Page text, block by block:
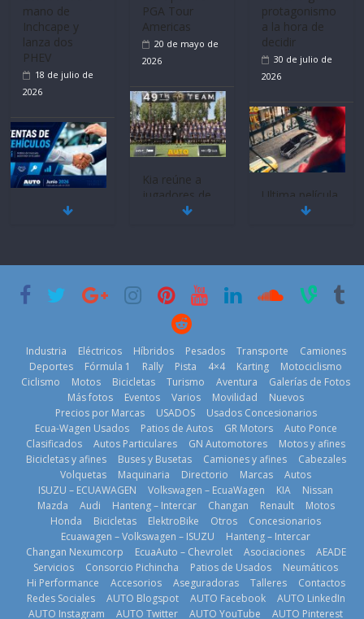
mano de
Inchcape y
lanza dos
PHEV
18 de julio de
2026
Mercado
automotor
semestre en la
historia
11 de julio de
BMW, Toyota,
Bosch y
Repsol
prueban flota
que usa
gasolina 100%
renovable
25 de julio de
2026
Quito se alista
para un nuevo
Kia Open del
Americas
20 de mayo de
Kia reúne a
jugadores de
fútbol de todo
el mundo en
‘Kia OMBC
Cup’
6 de mayo de
2026
La Vuelta al
Ecuador 2026,
edición 47ª,
recorre 7
protagonismo
a la hora de
decidir
30 de julio de
2026
Ultima película
‘Spider‑Man:
Brand New
BMW
29 de julio de
2026
¿Qué puede
pasar con tu
vehículo si
permanece
varios días sin
usar?
3 de agosto de
2026
Industria Eléctricos Híbridos Pesados Transporte
Camiones
Deportes
Fórmula 1 Rally Pista 4×4 Karting
Motociclismo
Ciclismo
Motos Bicicletas Turismo Aventura
Galerías de Fotos
Más fotos
Eventos Varios Movilidad
Nuevos
Precios por Marcas
USADOS
Usados Concesionarios
Ecua-Wagen Usados
Patios de Autos GR Motors
Auto Ponce
Clasificados
Autos Particulares GN Automotores
Motos y afines
Bicicletas y afines
Buses y Busetas Camiones y afines
Cabezales
Volquetas
Maquinaria Directorio Marcas
Autos
ISUZU – ECUAWAGEN
Volkswagen – EcuaWagen KIA
Nissan
Mazda
Audi Hanteng – Intercar Changan Renault
Motos
Honda
Bicicletas ElektroBike Otros
Concesionarios
Ecuawagen – Volkswagen – ISUZU
Hanteng – Intercar
Changan Nexumcorp
EcuaAuto – Chevrolet Asociaciones
AEADE
Servicios
Consorcio Pichincha Patios de Usados
Neumáticos
Hi Performance
Accesorios Aseguradoras Talleres
Contactos
Redes Sociales
AUTO Blogspot AUTO Facebook
AUTO LinkedIn
AUTO Instagram
AUTO Twitter AUTO YouTube AUTO Pinterest